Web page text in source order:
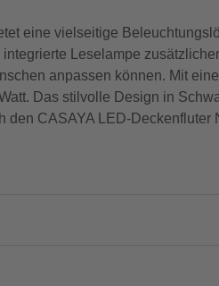
eine vielseitige
Leselampe
anpassen können. Mit
Das stilvolle Design in
den CASAYA LED-